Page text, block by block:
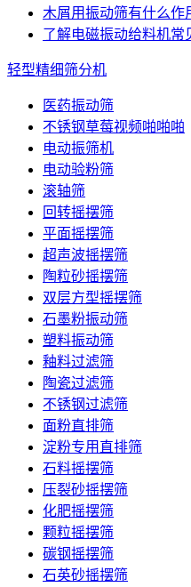
木屑用振动筛有什么作
了解电磁振动给料机常
轻型精细筛分机
医药振动筛
不锈钢草莓视频啪啪啪
电动振筛机
电动验粉筛
滚轴筛
回转摇摆筛
平面摇摆筛
超声波摇摆筛
陶粒砂摇摆筛
双层方型摇摆筛
石墨粉振动筛
塑料振动筛
釉料过滤筛
陶瓷过滤筛
不锈钢过滤筛
面粉直排筛
淀粉专用直排筛
石料摇摆筛
压裂砂摇摆筛
化肥摇摆筛
颗粒摇摆筛
碳钢摇摆筛
石英砂摇摆筛